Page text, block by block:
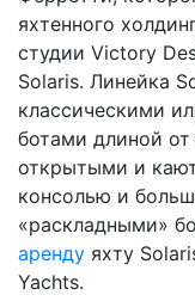
яхтенного
студии Victory
Solaris. Линейка
классическими
ботами длиной
открытыми и
консолью и
«раскладными»
аренду яхту
Yachts.